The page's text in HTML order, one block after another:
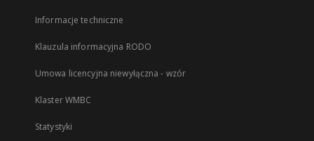
Informacje techniczne
Klauzula informacyjna RODO
Umowa licencyjna niewyłączna - wzór
Klaster WMBC
Statystyki